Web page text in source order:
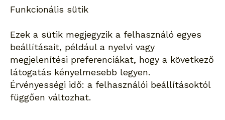
Funkcionális sütik
Ezek a sütik megjegyzik a felhasználó egyes
beállításait, például a nyelvi vagy
megjelenítési preferenciákat, hogy a következő
látogatás kényelmesebb legyen.
Érvényességi idő: a felhasználói beállításoktól
függően változhat.